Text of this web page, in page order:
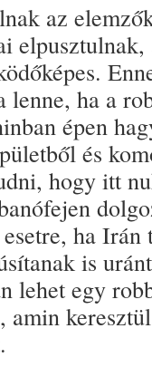
az
lenne, ha a
épen
és
hogy itt
ha
is
lehet egy
amin